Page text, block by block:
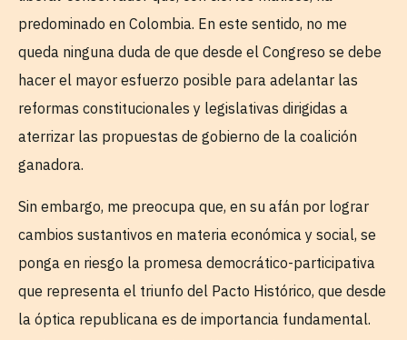
predominado en Colombia. En este sentido, no me
queda ninguna duda de que desde el Congreso se debe
hacer el mayor esfuerzo posible para adelantar las
reformas constitucionales y legislativas dirigidas a
aterrizar las propuestas de gobierno de la coalición
ganadora.
Sin embargo, me preocupa que, en su afán por lograr
cambios sustantivos en materia económica y social, se
ponga en riesgo la promesa democrático-participativa
que representa el triunfo del Pacto Histórico, que desde
la óptica republicana es de importancia fundamental.